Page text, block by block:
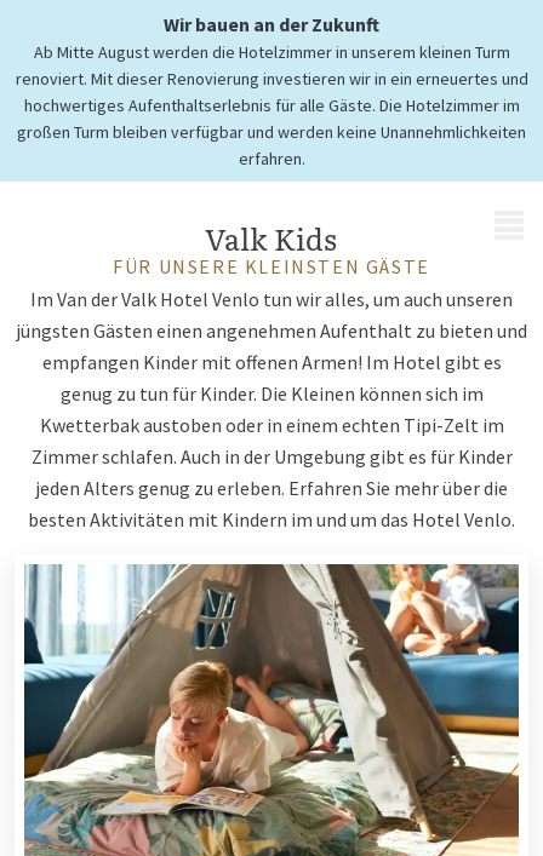
Wir bauen an der Zukunft
Ab Mitte August werden die Hotelzimmer in unserem kleinen Turm
renoviert. Mit dieser Renovierung investieren wir in ein erneuertes und
hochwertiges Aufenthaltserlebnis für alle Gäste. Die Hotelzimmer im
großen Turm bleiben verfügbar und werden keine Unannehmlichkeiten
erfahren.
Langeweile ist keine Option
mit
Valk Kids im Hotel Venlo
Valk Kids
FÜR UNSERE KLEINSTEN GÄSTE
Im Van der Valk Hotel Venlo tun wir alles, um auch unseren
jüngsten Gästen einen angenehmen Aufenthalt zu bieten und
empfangen Kinder mit offenen Armen! Im Hotel gibt es
genug zu tun für Kinder. Die Kleinen können sich im
Kwetterbak austoben oder in einem echten Tipi-Zelt im
Zimmer schlafen. Auch in der Umgebung gibt es für Kinder
jeden Alters genug zu erleben. Erfahren Sie mehr über die
besten Aktivitäten mit Kindern im und um das Hotel Venlo.